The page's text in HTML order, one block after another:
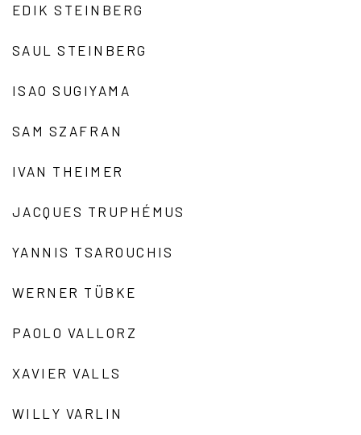
EDIK STEINBERG
SAUL STEINBERG
ISAO SUGIYAMA
SAM SZAFRAN
IVAN THEIMER
JACQUES TRUPHÉMUS
YANNIS TSAROUCHIS
WERNER TÜBKE
PAOLO VALLORZ
XAVIER VALLS
WILLY VARLIN